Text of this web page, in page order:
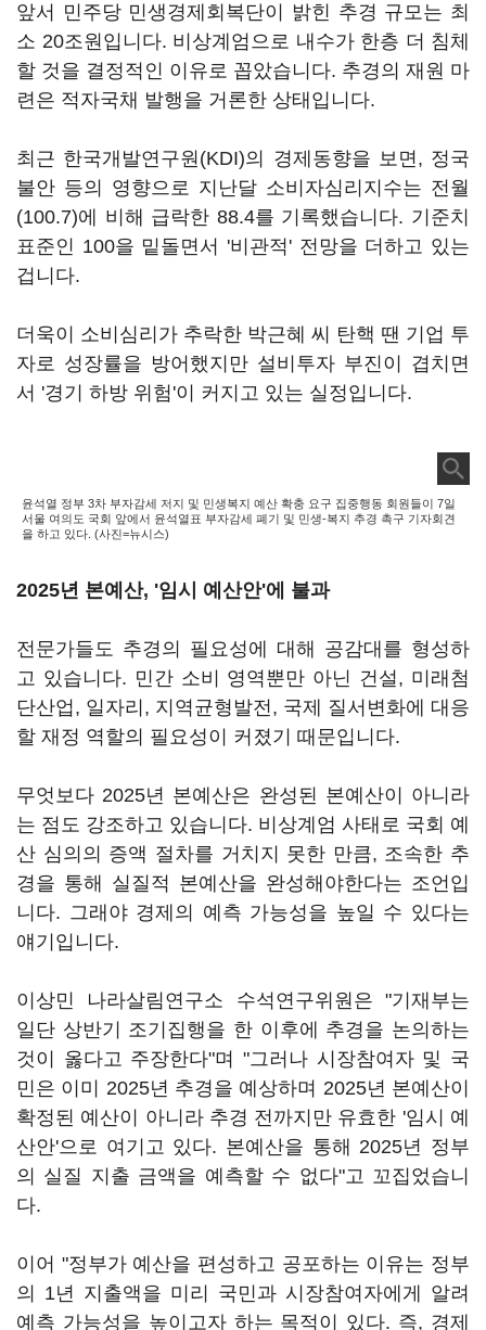
앞서 민주당 민생경제회복단이 밝힌 추경 규모는 최
소 20조원입니다. 비상계엄으로 내수가 한층 더 침체
할 것을 결정적인 이유로 꼽았습니다. 추경의 재원 마
련은 적자국채 발행을 거론한 상태입니다.
최근 한국개발연구원(KDI)의 경제동향을 보면, 정국
불안 등의 영향으로 지난달 소비자심리지수는 전월
(100.7)에 비해 급락한 88.4를 기록했습니다. 기준치
표준인 100을 밑돌면서 '비관적' 전망을 더하고 있는
겁니다.
더욱이 소비심리가 추락한 박근혜 씨 탄핵 땐 기업 투
자로 성장률을 방어했지만 설비투자 부진이 겹치면
서 '경기 하방 위험'이 커지고 있는 실정입니다.
윤석열 정부 3차 부자감세 저지 및 민생복지 예산 확충 요구 집중행동 회원들이 7일
서울 여의도 국회 앞에서 윤석열표 부자감세 폐기 및 민생-복지 추경 촉구 기자회견
을 하고 있다. (사진=뉴시스)
2025년 본예산, '임시 예산안'에 불과
전문가들도 추경의 필요성에 대해 공감대를 형성하
고 있습니다. 민간 소비 영역뿐만 아닌 건설, 미래첨
단산업, 일자리, 지역균형발전, 국제 질서변화에 대응
할 재정 역할의 필요성이 커졌기 때문입니다.
무엇보다 2025년 본예산은 완성된 본예산이 아니라
는 점도 강조하고 있습니다. 비상계엄 사태로 국회 예
산 심의의 증액 절차를 거치지 못한 만큼, 조속한 추
경을 통해 실질적 본예산을 완성해야한다는 조언입
니다. 그래야 경제의 예측 가능성을 높일 수 있다는
얘기입니다.
이상민 나라살림연구소 수석연구위원은 "기재부는
일단 상반기 조기집행을 한 이후에 추경을 논의하는
것이 옳다고 주장한다"며 "그러나 시장참여자 및 국
민은 이미 2025년 추경을 예상하며 2025년 본예산이
확정된 예산이 아니라 추경 전까지만 유효한 '임시 예
산안'으로 여기고 있다. 본예산을 통해 2025년 정부
의 실질 지출 금액을 예측할 수 없다"고 꼬집었습니
다.
이어 "정부가 예산을 편성하고 공포하는 이유는 정부
의 1년 지출액을 미리 국민과 시장참여자에게 알려
예측 가능성을 높이고자 하는 목적이 있다. 즉, 경제